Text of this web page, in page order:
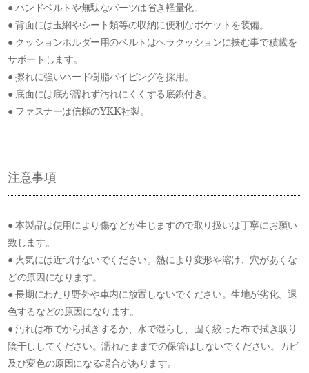
● ハンドベルトや無駄なパーツは省き軽量化。
● 背面には玉網やシート類等の収納に便利なポケットを装備。
● クッションホルダー用のベルトはヘラクッションに挟む事で積載を
サポートします。
● 擦れに強いハード樹脂パイピングを採用。
● 底面には底が濡れず汚れにくくする底鋲付き。
● ファスナーは信頼のYKK社製。
注意事項
● 本製品は使用により傷などが生じますので取り扱いは丁寧にお願い
致します。
● 火気には近づけないでください。熱により変形や溶け、穴があくな
どの原因になります。
● 長期にわたり野外や車内に放置しないでください。生地が劣化、退
色するなどの原因になります。
● 汚れは布でから拭きするか、水で湿らし、固く絞った布で拭き取り
陰干ししてください。濡れたままでの保管はしないでください。カビ
及び変色の原因になる場合があります。